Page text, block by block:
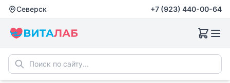
Северск +7 (923) 440-00-64